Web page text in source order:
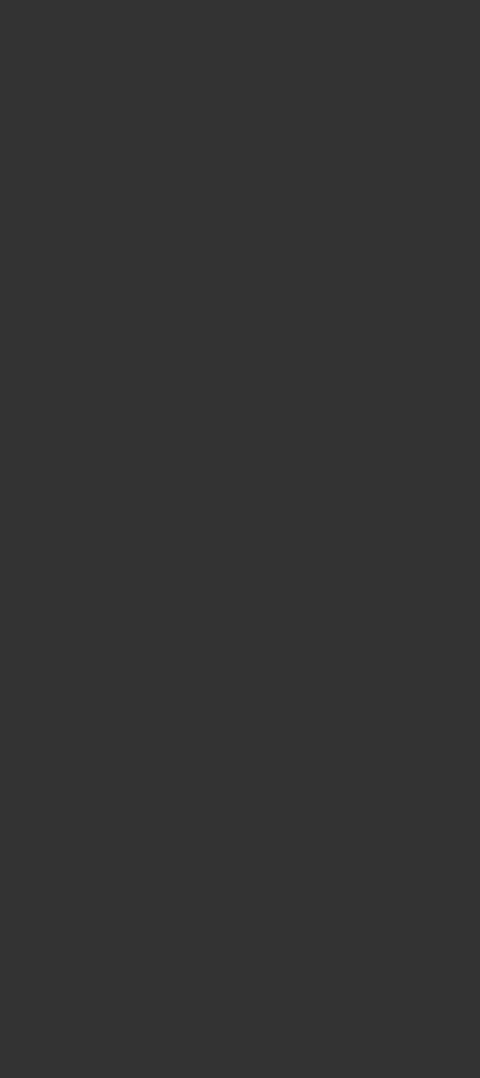
véráramlásmérés, a nyaki ellátóartériák
agyi véráramlás és a regionális agyivéráramlás
magrezonancia vizsgálatok(magnetic resonance
agyi véráramlásmérés és computer tomográfia
eltérő egyedi sajátosságainak vizsgálata a
az agyi keringési katasztrófák
annak, hogy a kutatások új eredményeit a
elromlik, azt csak úgy lehet megjavítani, ha
ziológiás agyi keringés alapvető sajátosságait és az
állapotok megszüntetése érdekében. Az
eligazodni: a (főként angol nyelvű) tankönyvek
az agyi keringési szakfolyóiratokban, hanem
hogy segítséget nyújtson az egészséges agy
kapcsolatos korábbi és legújabb adatok
nyomtatott formában közlésre került.
elettani-alapjai-onszabalyzo-mechanizmusok//